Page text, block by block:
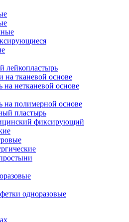
лейкопластырь
на тканевой основе
на нетканевой основе
на полимерной основе
пластырь
фиксирующий
одноразовые